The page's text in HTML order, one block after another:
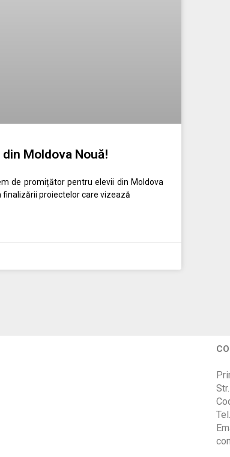
Moldova Nouă!
de promițător pentru elevii din Moldova
finalizării proiectelor care vizează